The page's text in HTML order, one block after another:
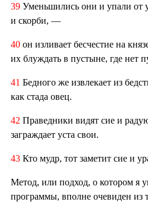
39 Уменьшились они и упали от
и скорби, —
40 он изливает бесчестие на
их блуждать в пустыне, где нет
41 Бедного же извлекает из
как стада овец.
42 Праведники видят сие и
заграждает уста свои.
43 Кто мудр, тот заметит сие и
Метод, или подход, о котором я
программы, вполне очевиден из